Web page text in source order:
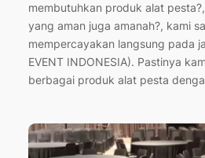
membutuhkan produk alat
yang aman juga amanah?, kami
mempercayakan langsung pada
EVENT INDONESIA). Pastinya
berbagai produk alat pesta